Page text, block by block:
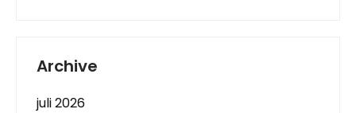
Archive
juli 2026